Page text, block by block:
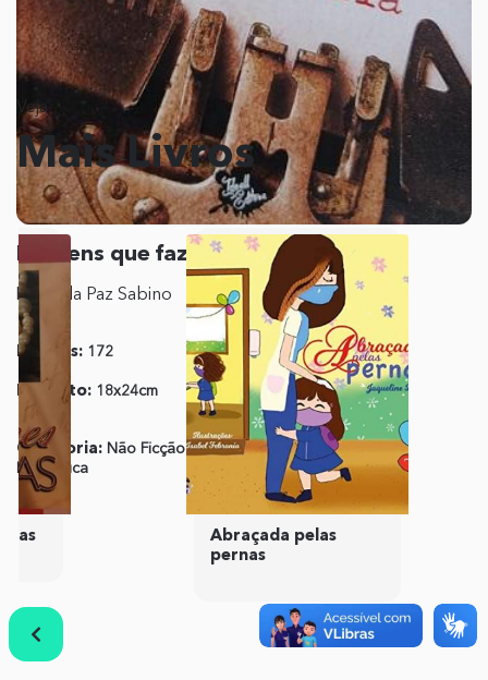
Homens que fazem história
Maria da Paz Sabino
Páginas: 172 Editora: Ideall Editora
Formato: 18x24cm ISBN:978-85-8396-097-
3
Categoria: Não Ficção
Biográfica
Publicação:
01 de
Março de 2017
Veja
Mais Livros
Abraçada pelas
pernas